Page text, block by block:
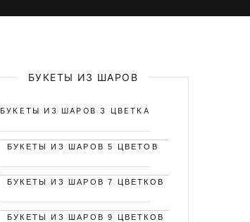
БУКЕТЫ ИЗ ШАРОВ
БУКЕТЫ ИЗ ШАРОВ 3 ЦВЕТКА
БУКЕТЫ ИЗ ШАРОВ 5 ЦВЕТОВ
БУКЕТЫ ИЗ ШАРОВ 7 ЦВЕТКОВ
БУКЕТЫ ИЗ ШАРОВ 9 ЦВЕТКОВ